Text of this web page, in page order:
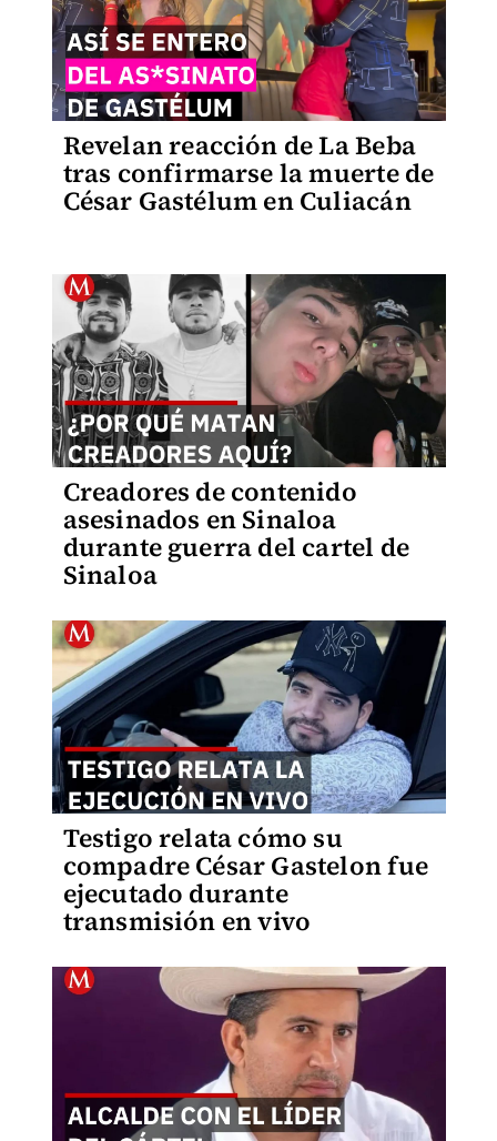
Revelan reacción de La Beba
tras confirmarse la muerte de
César Gastélum en Culiacán
Creadores de contenido
asesinados en Sinaloa
durante guerra del cartel de
Sinaloa
Testigo relata cómo su
compadre César Gastelon fue
ejecutado durante
transmisión en vivo